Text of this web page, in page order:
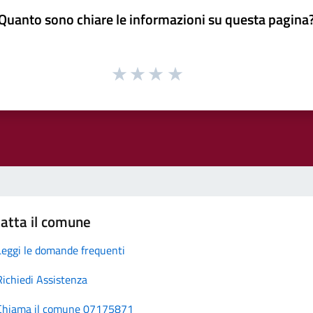
sono chiare le informazioni su questa
il comune
le domande frequenti
Assistenza
il comune 07175871